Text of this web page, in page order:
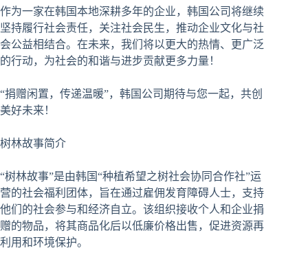
作为一家在韩国本地深耕多年的企业，韩国公司将继续
坚持履行社会责任，关注社会民生，推动企业文化与社
会公益相结合。在未来，我们将以更大的热情、更广泛
的行动，为社会的和谐与进步贡献更多力量！
“捐赠闲置，传递温暖”，韩国公司期待与您一起，共创
美好未来！
树林故事简介
“树林故事”是由韩国“种植希望之树社会协同合作社”运
营的社会福利团体，旨在通过雇佣发育障碍人士，支持
他们的社会参与和经济自立。该组织接收个人和企业捐
赠的物品，将其商品化后以低廉价格出售，促进资源再
利用和环境保护。